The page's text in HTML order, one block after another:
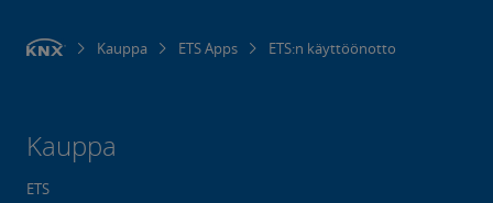
Kauppa ETS Apps ETS:n käyttöönotto
Kauppa
ETS